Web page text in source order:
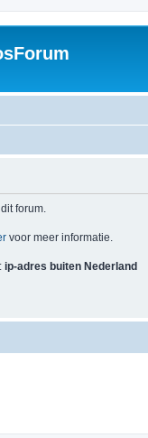
forum.
voor meer informatie.
ip-adres buiten Nederland